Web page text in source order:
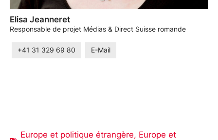
Elisa Jeanneret
Responsable de projet Médias & Direct Suisse romande
+41 31 329 69 80 E-Mail
Europe et politique étrangère, Europe et